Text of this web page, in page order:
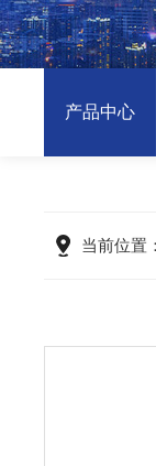
产品中心
当前位置